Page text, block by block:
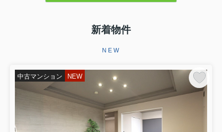
約いただきました弊社をお選びいただ
うしっかりと責任を持ってサポートさ
☆★☆成約御礼☆★☆
八戸ノ里第３ガーデンハイツ分譲マン
ションをご契約いただきました弊社を
お選びいただき誠にありがとうござい
ます引き続きお引き渡しまで、ご満足
いただけるようしっかりと責任を持っ
てサポートさせていただきます‼...
新着物件
NEW
中古マンション NEW